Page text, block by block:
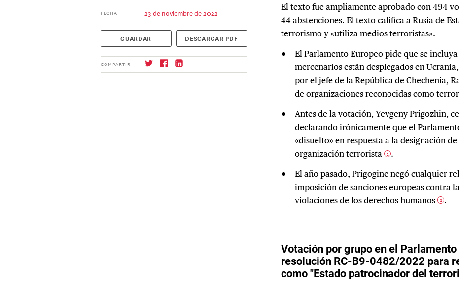
FECHA 23 de noviembre de 2022
GUARDAR DESCARGAR PDF
COMPARTIR
El texto fue ampliamente aprobado con 494
44 abstenciones. El texto califica a Rusia de
terrorismo y «utiliza medios terroristas».
El Parlamento Europeo pide que se
mercenarios están desplegados en
por el jefe de la República de Chechenia,
de organizaciones reconocidas como
Antes de la votación, Yevgeny Prigozhin,
declarando irónicamente que el
«disuelto» en respuesta a la designación
organización terrorista
1 .
El año pasado, Prigogine negó cualquier
imposición de sanciones europeas contra
violaciones de los derechos humanos 2 .